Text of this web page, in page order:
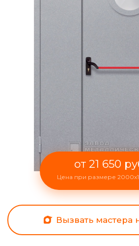
от 21 650
Цена при размере
Вызвать мастера